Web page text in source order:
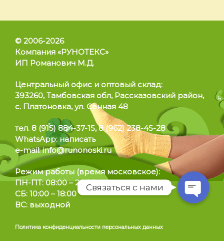
© 2006-2026
Компания «РУНОТЕКС»
ИП Романович М.Д.
Центральный офис и оптовый склад:
393260, Тамбовская обл, Рассказовский район,
с. Платоновка, ул. Сенная 48
тел. 8 (915) 884-37-15,8 (962) 238-45-28
WhatsApp:написать
e-mail:info@runonoski.ru
Режим работы (время московское):
ПН-ПТ: 08:00 – 20:00
СБ: 10:00 – 18:00
ВС: выходной
Политика конфиденциальности персональных данных
WhatsApp
Telegram
Связаться с нами